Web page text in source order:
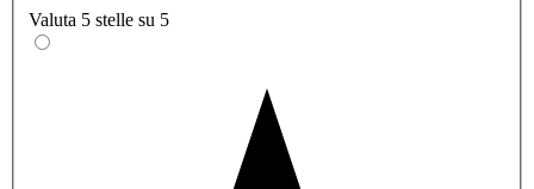
Valuta 5 stelle su 5